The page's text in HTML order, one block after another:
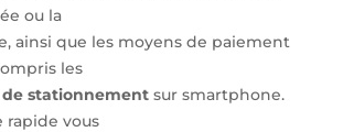
ou la
ainsi que les moyens de paiement
les
stationnementsur smartphone.
rapide vous